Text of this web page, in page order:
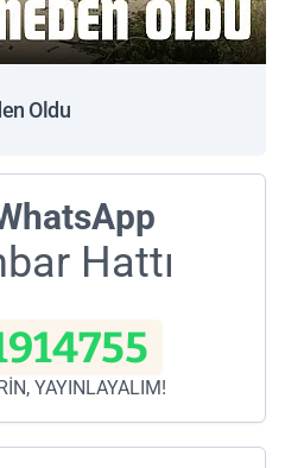
Oldu
Hattı
YAYINLAYALIM!